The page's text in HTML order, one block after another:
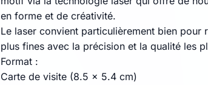
en forme et de créativité.
Le laser convient particulièrement bien pour
plus fines avec la précision et la qualité les
Format :
Carte de visite (8.5 x 5.4 cm)